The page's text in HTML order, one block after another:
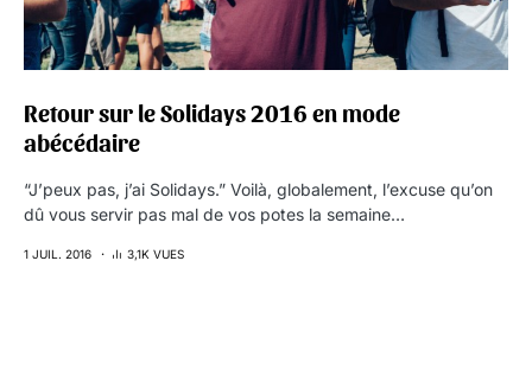
Retour sur le Solidays 2016 en mode
abécédaire
“J’peux pas, j’ai Solidays.” Voilà, globalement, l’excuse qu’on
dû vous servir pas mal de vos potes la semaine…
1 JUIL. 2016 3,1K VUES